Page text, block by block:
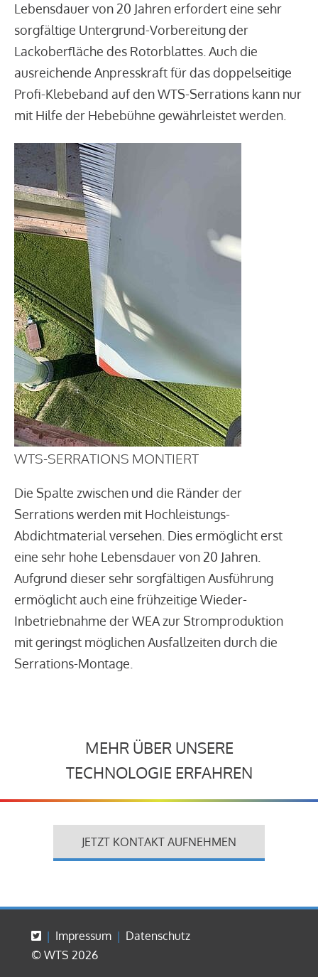
Lebensdauer von 20 Jahren erfordert eine sehr
sorgfältige Untergrund-Vorbereitung der
Lackoberfläche des Rotorblattes. Auch die
ausreichende Anpresskraft für das doppelseitige
Profi-Klebeband auf den WTS-Serrations kann nur
mit Hilfe der Hebebühne gewährleistet werden.
WTS-SERRATIONS MONTIERT
Die Spalte zwischen und die Ränder der
Serrations werden mit Hochleistungs-
Abdichtmaterial versehen. Dies ermöglicht erst
eine sehr hohe Lebensdauer von 20 Jahren.
Aufgrund dieser sehr sorgfältigen Ausführung
ermöglicht auch eine frühzeitige Wieder-
Inbetriebnahme der WEA zur Stromproduktion
mit geringst möglichen Ausfallzeiten durch die
Serrations-Montage.
MEHR ÜBER UNSERE
TECHNOLOGIE ERFAHREN
JETZT KONTAKT AUFNEHMEN
Impressum
Datenschutz
© WTS 2026